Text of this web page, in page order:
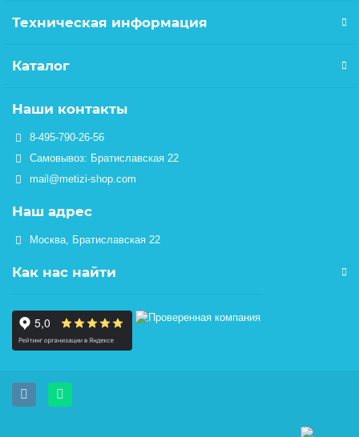
Техническая информация
Каталог
Наши контакты
8-495-790-26-56
Самовывоз: Братиславская 22
mail@metizi-shop.com
Наш адрес
Москва, Братиславская 22
Как нас найти